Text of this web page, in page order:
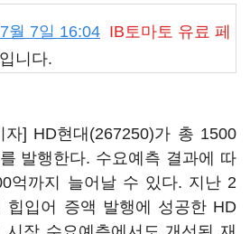
월 7일 16:04 IB토마토 유료 페
니다.
자] HD현대(267250)가 총 1500
발행한다. 수요예측 결과에 따
억까지 늘어날 수 있다. 지난 2
힙입어 증액 발행에 성공한 HD